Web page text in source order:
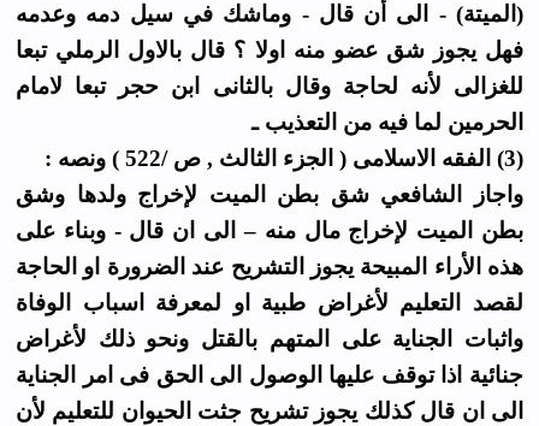
(الميتة) - الى أن قال - وماشك في سيل دمه وعدمه
فهل يجوز شق عضو منه اولا ؟ قال بالاول الرملي تبعا
للغزالى لأنه لحاجة وقال بالثانى ابن حجر تبعا لامام
الحرمين لما فيه من التعذيب ـ
(3) الفقه الاسلامى ( الجزء الثالث , ص /522 ) ونصه :
واجاز الشافعي شق بطن الميت لإخراج ولدها وشق
بطن الميت لإخراج مال منه – الى ان قال - وبناء على
هذه الأراء المبيحة يجوز التشريح عند الضرورة او الحاجة
لقصد التعليم لأغراض طبية او لمعرفة اسباب الوفاة
واثبات الجناية على المتهم بالقتل ونحو ذلك لأغراض
جنائية اذا توقف عليها الوصول الى الحق فى امر الجناية
الى ان قال كذلك يجوز تشريح جثت الحيوان للتعليم لأن